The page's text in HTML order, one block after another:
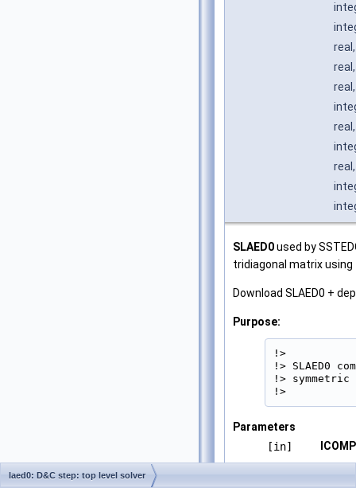
SLAED0used by
tridiagonal matrix
Download SLAED0 +
Purpose:
!>
!> SLAED0
!>
!>
Parameters
[in]
laed0: D&C step: top level solver